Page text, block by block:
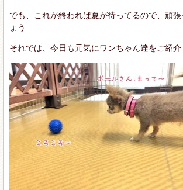
でも、これが終われば夏が待ってるので、頑
ょう
それでは、今日も元気にワンちゃん達をご紹介